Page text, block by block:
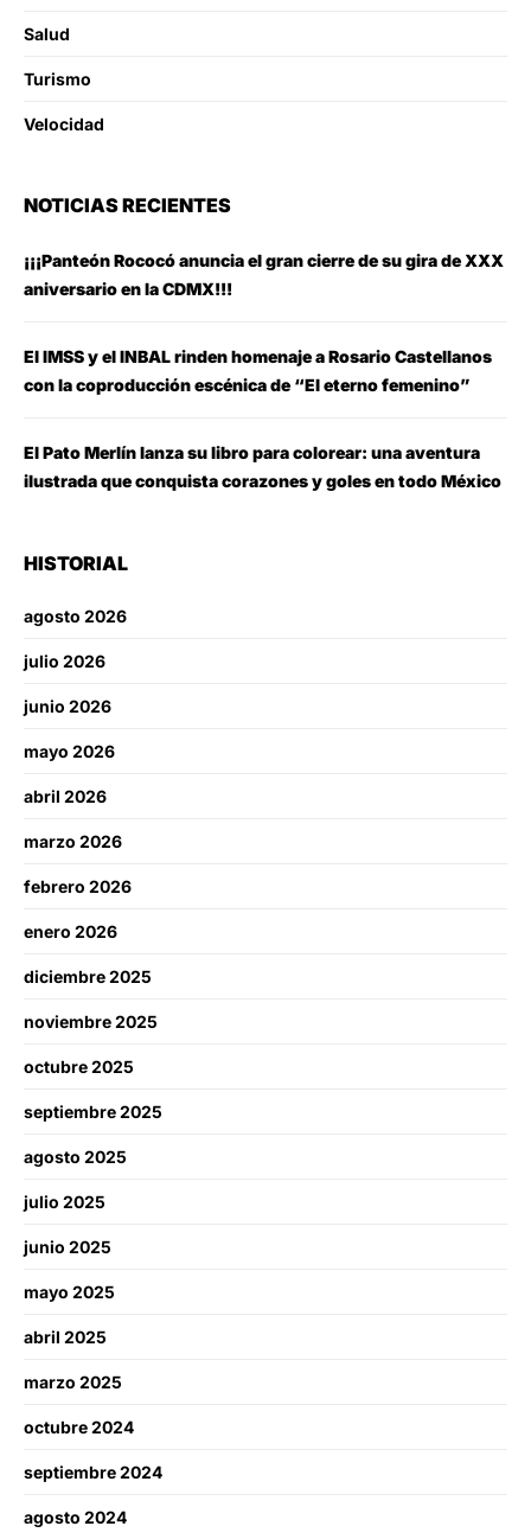
Salud
Turismo
Velocidad
NOTICIAS RECIENTES
¡¡¡Panteón Rococó anuncia el gran cierre de su gira de XXX
aniversario en la CDMX!!!
El IMSS y el INBAL rinden homenaje a Rosario Castellanos
con la coproducción escénica de “El eterno femenino”
El Pato Merlín lanza su libro para colorear: una aventura
ilustrada que conquista corazones y goles en todo México
HISTORIAL
agosto 2026
julio 2026
junio 2026
mayo 2026
abril 2026
marzo 2026
febrero 2026
enero 2026
diciembre 2025
noviembre 2025
octubre 2025
septiembre 2025
agosto 2025
julio 2025
junio 2025
mayo 2025
abril 2025
marzo 2025
octubre 2024
septiembre 2024
agosto 2024